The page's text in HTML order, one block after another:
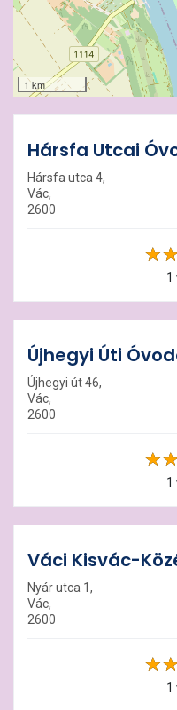
1 km
Hársfa Utcai
Hársfa utca 4,
Vác,
2600
1
Újhegyi Úti
Újhegyi út 46,
Vác,
2600
1
Váci Kisvác-
Nyár utca 1,
Vác,
2600
1